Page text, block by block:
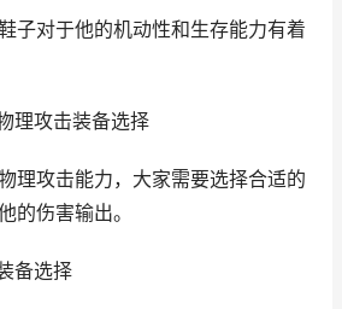
子对于他的机动性和生存能力有着
理攻击装备选择
理攻击能力，大家需要选择合适的
的伤害输出。
备选择